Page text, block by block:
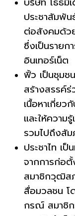
ประชาสัมพัน
ต่อสังคมด้ว
ซึ่งเป็นรายก
อินเทอร์เน็ต
ฟิ้ว เป็นชุมช
สร้างสรรค์ร่
เนื้อหาเกี่ยว
และให้ความ
รวมไปถึงสั
ประชาไท เ
จากการก่อ
สมาชิกวุฒิส
สื่อมวลชน โ
กรณ์ สมาชิ